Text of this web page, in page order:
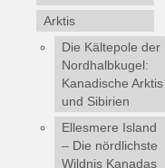
Arktis
Die Kältepole der
Nordhalbkugel:
Kanadische Arktis
und Sibirien
Ellesmere Island
– Die nördlichste
Wildnis Kanadas